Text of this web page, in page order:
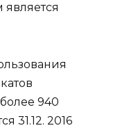
940
31.12. 2016